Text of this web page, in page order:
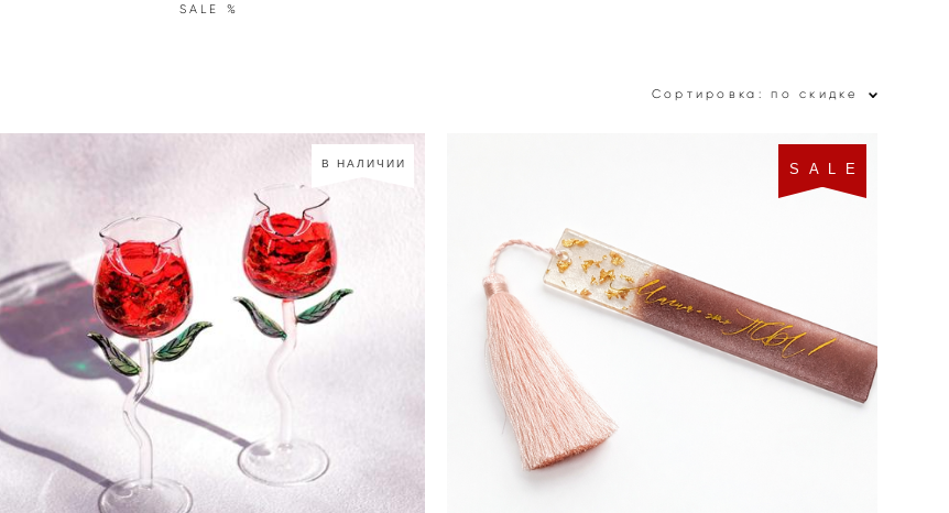
SALE %
Сортировка: по скидке
В НАЛИЧИИ S A L E